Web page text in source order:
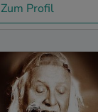
Zum Profil